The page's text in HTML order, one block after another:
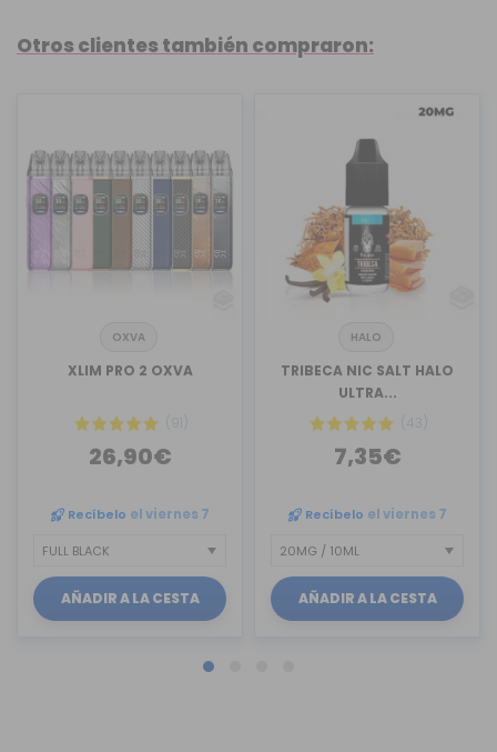
Otros clientes también compraron:
OXVA
XLIM PRO 2 OXVA
(91)
26,90€
Recíbelo el viernes 7
AÑADIR A LA CESTA
HALO
TRIBECA NIC SALT HALO
ULTRA...
(43)
7,35€
Recíbelo el viernes 7
AÑADIR A LA CESTA